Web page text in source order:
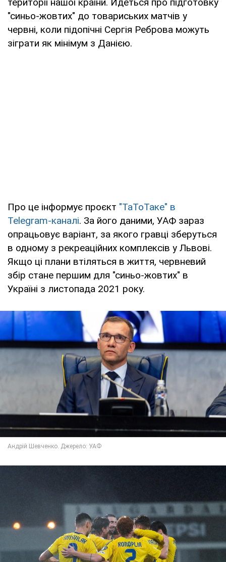
"синьо-жовтих" до товариських матчів у
червні, коли підопічні Сергія Реброва можуть
зіграти як мінімум з Данією.
Про це інформує проєкт "ТаТоТаке" в
Telegram-каналі. За його даними, УАФ зараз
опрацьовує варіант, за якого гравці зберуться
в одному з рекреаційних комплексів у Львові.
Якщо ці плани втіляться в життя, червневий
збір стане першим для "синьо-жовтих" в
Україні з листопада 2021 року.